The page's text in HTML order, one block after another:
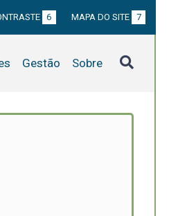
6 MAPA DO SITE 7
Gestão Sobre